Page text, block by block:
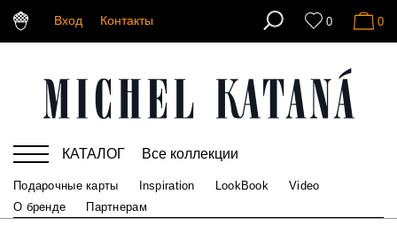
Вход Контакты 0 0
КАТАЛОГ Все коллекции
Подарочные карты Inspiration LookBook
Video
О бренде
Партнерам